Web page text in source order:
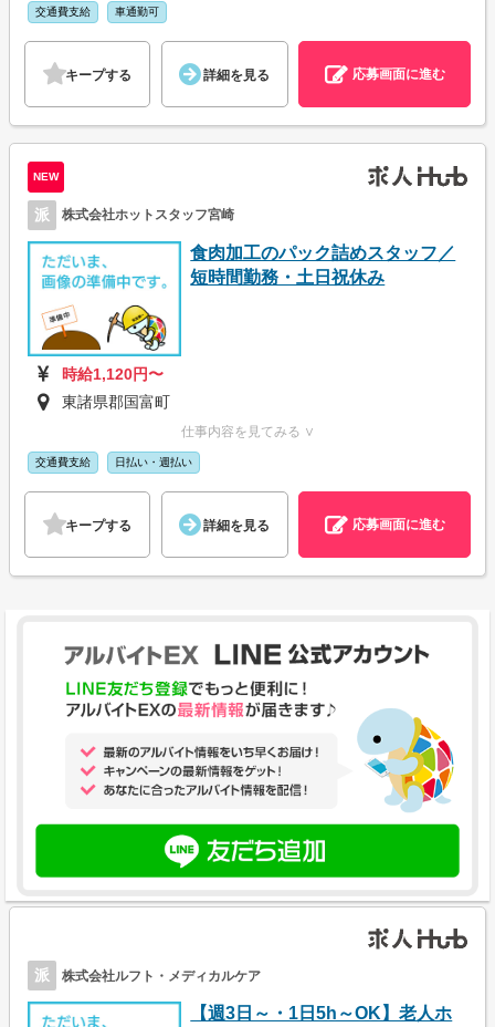
交通費支給 車通勤可
キープする 詳細を見る 応募画面に進む
NEW
派 株式会社ホットスタッフ宮崎
食肉加工のパック詰めスタッフ／
短時間勤務・土日祝休み
時給1,120円〜
東諸県郡国富町
仕事内容を見てみる ∨
交通費支給 日払い・週払い
キープする 詳細を見る 応募画面に進む
派 株式会社ルフト・メディカルケア
【週3日～・1日5h～OK】老人ホ